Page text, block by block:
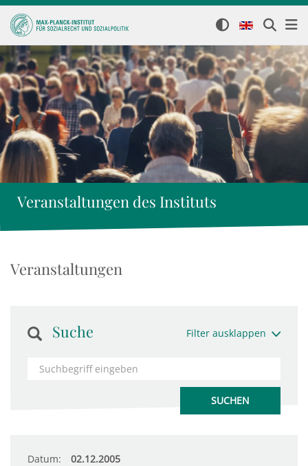
Veranstaltungen des Instituts
Veranstaltungen
Suche Filter ausklappen
Datum: 02.12.2005